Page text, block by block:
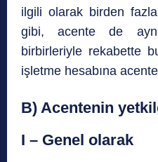
ilgili olarak birden
gibi, acente de
birbirleriyle rekabette
işletme hesabına
B) Acentenin
I – Genel olarak